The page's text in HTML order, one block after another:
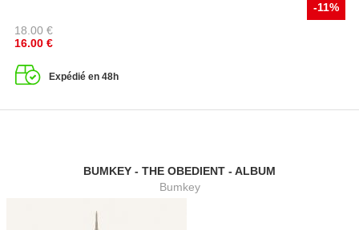
-11%
18.00 €
16.00 €
Expédié en 48h
BUMKEY - THE OBEDIENT - ALBUM
Bumkey